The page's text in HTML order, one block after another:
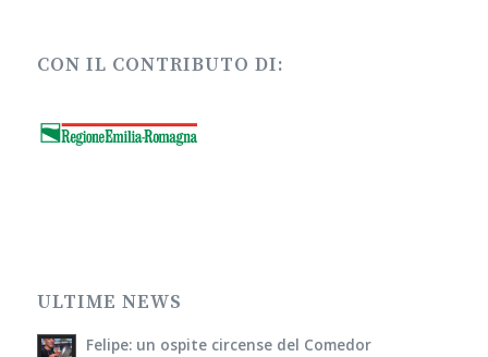
CON IL CONTRIBUTO DI:
ULTIME NEWS
Felipe: un ospite circense del Comedor